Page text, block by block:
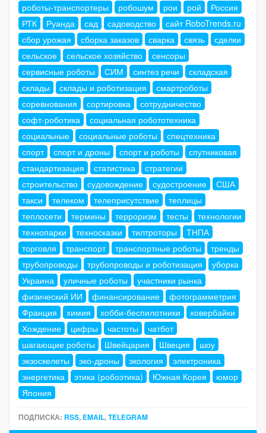
роботы-транспортеры
робошум рои рой
Россия
РТК
Руанда сад садоводство
сайт RoboTrends.ru
сбор урожая
сборка заказов сварка связь
сделки
сельское
сельское хозяйство
сенсоры
сервисные роботы
СИМ синтез речи
складская
склады
склады и роботизация
смартроботы
соревнования
сортировка
сотрудничество
софт-роботика
социальная робототехника
социальные
социальные роботы
спецтехника
спорт
спорт и дроны спорт и роботы
спутниковая
стандартизация
статистика
стратегии
строительство
судовождение судостроение
США
такси
телеком телеприсутствие
теплицы
теплосети
термины терроризм тесты
технологии
технопарки
техносказки тилтроторы
ТНПА
торговля
транспорт транспортные роботы
тренды
трубопроводы
трубопроводы и роботизация
уборка
Украина
уличные роботы
участники рынка
физический ИИ
финансирование
фотограмметрия
Франция
химия хобби-беспилотники
ховербайки
Хождение
цифры частоты
чатбот
шагающие роботы
Швейцария Швеция
шоу
экзоскелеты
эко-дроны экология
электроника
энергетика
этика (робоэтика) Южная Корея
юмор
Япония
ПОДПИСКА: RSS, EMAIL,TELEGRAM